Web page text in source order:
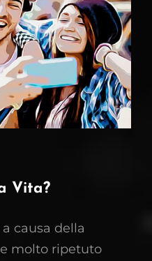
Vita?
causa della
molto ripetuto